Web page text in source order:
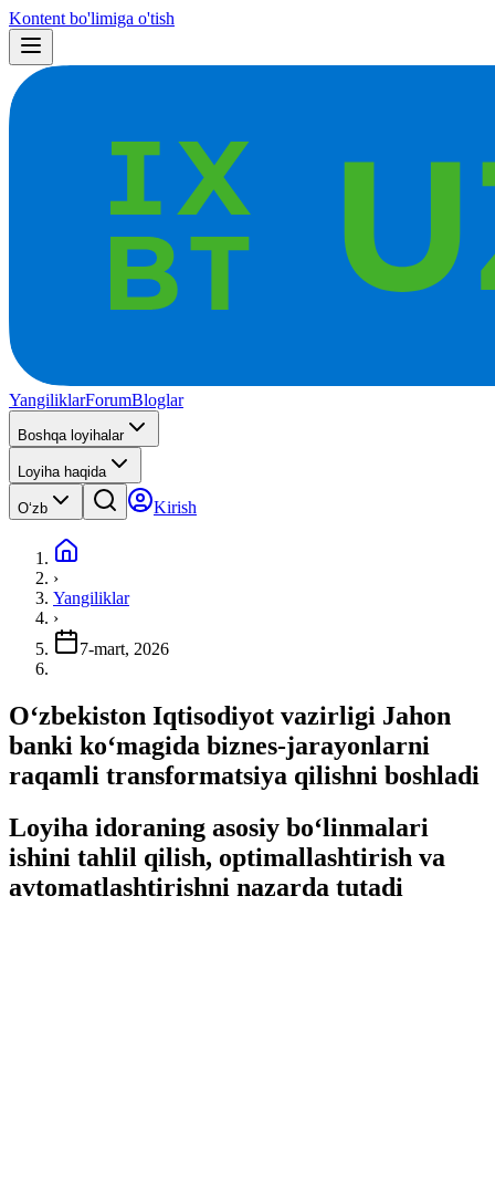
Kontent bo'limiga o'tish
YangiliklarForumBloglar
Boshqa loyihalar
Loyiha haqida
Oʻzb Kirish
›
Yangiliklar
›
7-mart, 2026
Oʻzbekiston Iqtisodiyot vazirligi Jahon
banki koʻmagida biznes-jarayonlarni
raqamli transformatsiya qilishni boshladi
Loyiha idoraning asosiy boʻlinmalari
ishini tahlil qilish, optimallashtirish va
avtomatlashtirishni nazarda tutadi